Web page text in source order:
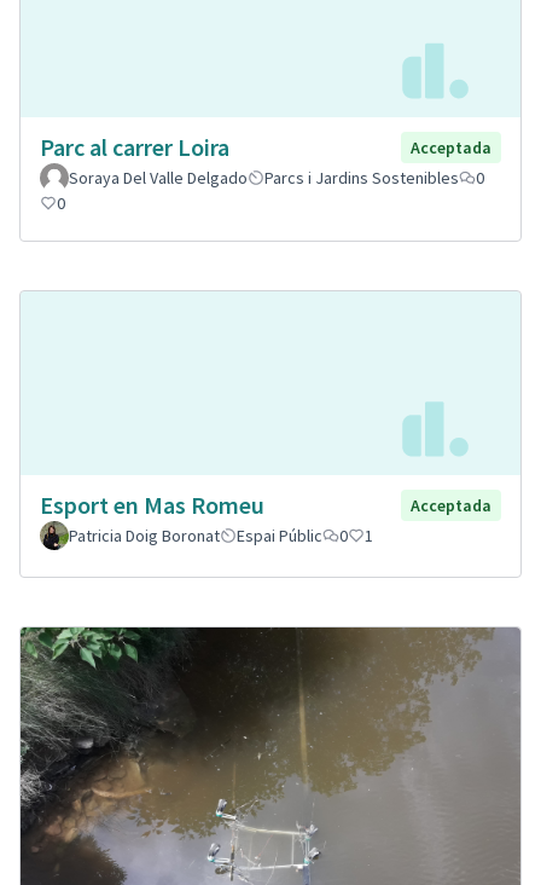
Parc al carrer Loira
Acceptada
Soraya Del Valle Delgado
Parcs i Jardins Sostenibles
0
0
Esport en Mas Romeu
Acceptada
Patricia Doig Boronat
Espai Públic 0 1